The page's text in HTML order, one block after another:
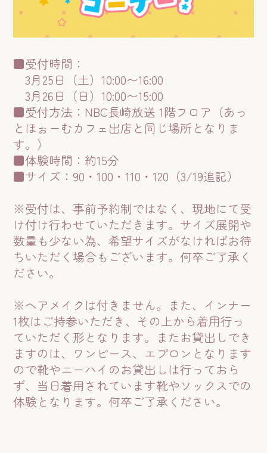
■受付時間：
3月25日（土）10:00〜16:00
3月26日（日）10:00〜15:00
■受付方法：NBC長崎放送 1階フロア（あっ
とほぉーむカフェ出店と同じ場所となりま
す。）
■体験時間：約15分
■サイズ：90・100・110・120（3/19追記）
※受付は、事前予約制ではなく、現地にて受
け付け行わせていただきます。サイズ展開や
数量も少ない為、希望サイズがなければお待
ちいただく場合もございます。何卒ご了承く
ださい。
※ヘアメイクは付きません。また、インナー
1枚はご持参いただき、その上から着用行っ
ていただく形となります。またお貸出しでき
ますのは、ワンピース、エプロンとなります
ので靴やニーハイのお貸出しは行っておら
ず、当日着用されています靴やソックスでの
体験となります。何卒ご了承ください。